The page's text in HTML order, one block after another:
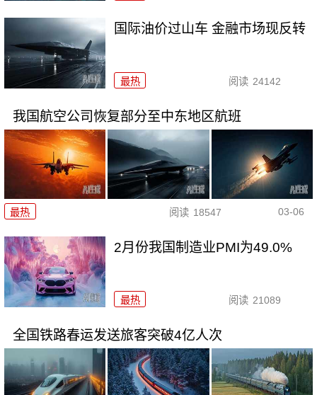
国际油价过山车 金融市场现反转
最热 阅读 24142
我国航空公司恢复部分至中东地区航班
最热 阅读 18547 03-06
2月份我国制造业PMI为49.0%
最热 阅读 21089
全国铁路春运发送旅客突破4亿人次